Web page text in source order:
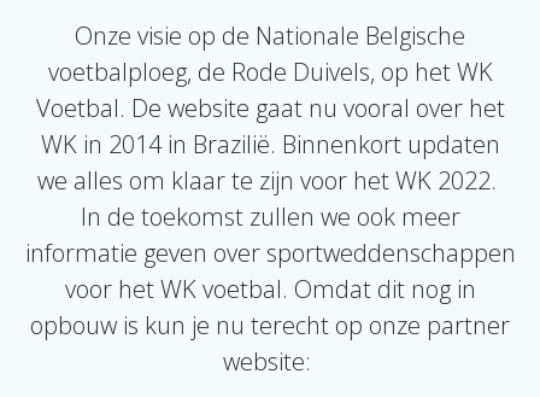
Onze visie op de Nationale Belgische
voetbalploeg, de Rode Duivels, op het WK
Voetbal. De website gaat nu vooral over het
WK in 2014 in Brazilië. Binnenkort updaten
we alles om klaar te zijn voor het WK 2022.
In de toekomst zullen we ook meer
informatie geven over sportweddenschappen
voor het WK voetbal. Omdat dit nog in
opbouw is kun je nu terecht op onze partner
website: